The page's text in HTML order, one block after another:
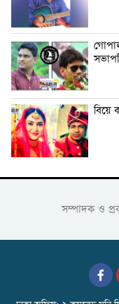
বিয়ে
সম্পাদক ও